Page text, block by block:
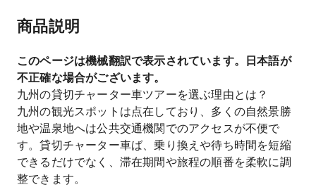
商品説明
このページは機械翻訳で表示されています。日本語が
不正確な場合がございます。
九州の貸切チャーター車ツアーを選ぶ理由とは？
九州の観光スポットは点在しており、多くの自然景勝
地や温泉地へは公共交通機関でのアクセスが不便で
す。貸切チャーター車ば、乗り換えや待ち時間を短縮
できるだけでなく、滞在期間や旅程の順番を柔軟に調
整できます。